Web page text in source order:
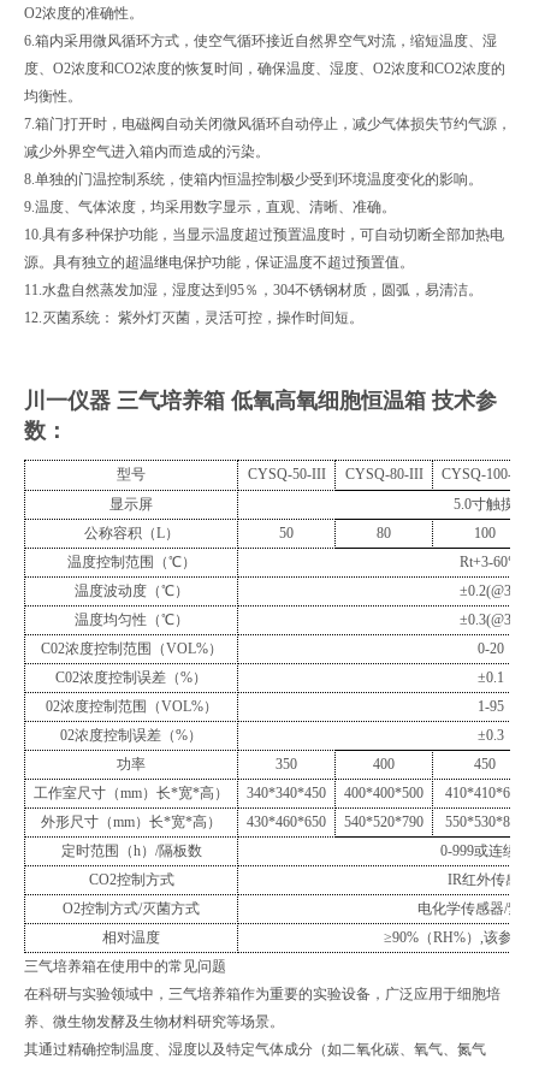
O2浓度的准确性。
6.箱内采用微风循环方式，使空气循环接近自然界空气对流，缩短温度、湿
度、O2浓度和CO2浓度的恢复时间，确保温度、湿度、O2浓度和CO2浓度的
均衡性。
7.箱门打开时，电磁阀自动关闭微风循环自动停止，减少气体损失节约气源，
减少外界空气进入箱内而造成的污染。
8.单独的门温控制系统，使箱内恒温控制极少受到环境温度变化的影响。
9.温度、气体浓度，均采用数字显示，直观、清晰、准确。
10.具有多种保护功能，当显示温度超过预置温度时，可自动切断全部加热电
源。具有独立的超温继电保护功能，保证温度不超过预置值。
11.水盘自然蒸发加湿，湿度达到95％，304不锈钢材质，圆弧，易清洁。
12.灭菌系统： 紫外灯灭菌，灵活可控，操作时间短。
川一仪器 三气培养箱 低氧高氧细胞恒温箱 技术参
数：
型号 CYSQ-50-III CYSQ-80-III CYSQ-100-III
显示屏
5.0寸触摸屏
公称容积（L） 50 80
100
温度控制范围（℃） Rt+3-60℃
温度波动度（℃） ±0.2(@37)
温度均匀性（℃） ±0.3(@37)
C02浓度控制范围（VOL%）
0-20
C02浓度控制误差（%） ±0.1
02浓度控制范围（VOL%）
1-95
02浓度控制误差（%） ±0. 3
功率
350 400
450
工作室尺寸（mm）长*宽*高） 340*340*450 400*400*500
410*410*600
外形尺寸（mm）长*宽*高） 430*460*650 540*520*790
550*530*890
定时范围（h） /隔板数 0-999或连续
CO2控制方式 IR红外传感器
O2控制方式/灭菌方式 电化学传感器/紫外
相对温度
≥90%（RH%）
该参数
三气培养箱在使用中的常见问题
在科研与实验领域中，三气培养箱作为重要的实验设备，广泛应用于细胞培
养、微生物发酵及生物材料研究等场景。
其通过精确控制温度、湿度以及特定气体成分（如二氧化碳、氧气、氮气